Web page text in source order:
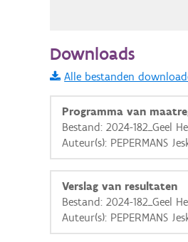
Informatie Vlaanderen
i
+ −
Downloads
Alle bestanden
Programma van
Bestand: 2024-182_Geel
Auteur(s): PEPERMANS
Verslag van resultaten
Bestand: 2024-182_Geel
Auteur(s): PEPERMANS